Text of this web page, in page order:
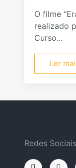
O filme
realizado
Curso...
Ler
Redes Sociais